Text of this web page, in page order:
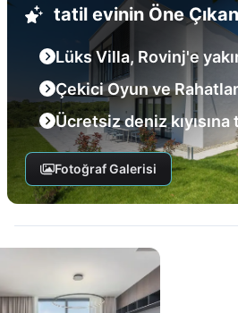
tatil evinin Öne
Lüks Villa, Rovinj'e
Çekici Oyun ve
Ücretsiz deniz
Fotoğraf Galerisi